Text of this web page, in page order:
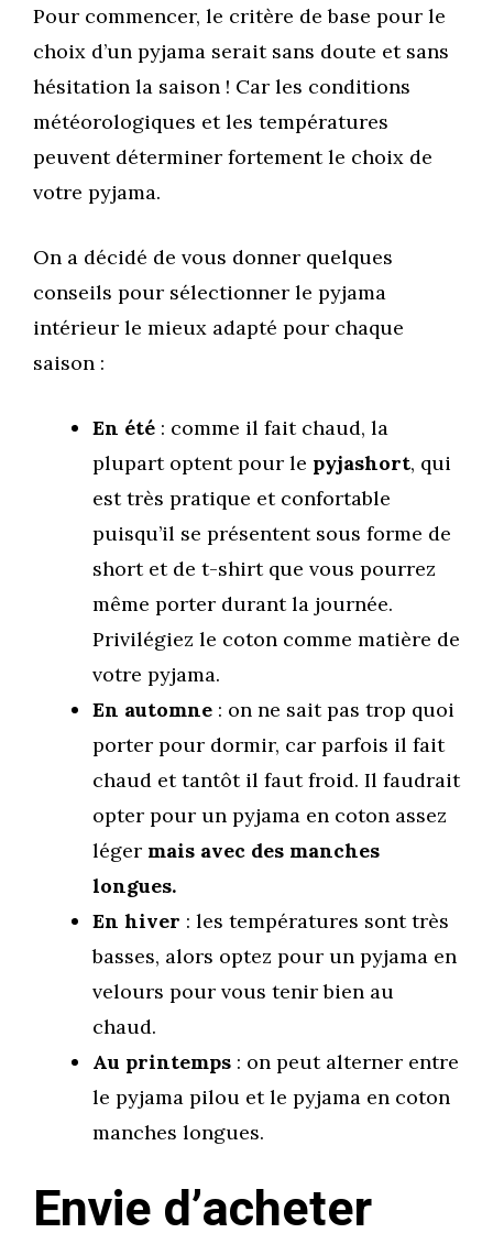
Pour commencer, le critère de base pour le
choix d’un pyjama serait sans doute et sans
hésitation la saison ! Car les conditions
météorologiques et les températures
peuvent déterminer fortement le choix de
votre pyjama.
On a décidé de vous donner quelques
conseils pour sélectionner le pyjama
intérieur le mieux adapté pour chaque
saison :
En été : comme il fait chaud, la
plupart optent pour le pyjashort, qui
est très pratique et confortable
puisqu’il se présentent sous forme de
short et de t-shirt que vous pourrez
même porter durant la journée.
Privilégiez le coton comme matière de
votre pyjama.
En automne : on ne sait pas trop quoi
porter pour dormir, car parfois il fait
chaud et tantôt il faut froid. Il faudrait
opter pour un pyjama en coton assez
léger mais avec des manches
longues.
En hiver : les températures sont très
basses, alors optez pour un pyjama en
velours pour vous tenir bien au
chaud.
Au printemps : on peut alterner entre
le pyjama pilou et le pyjama en coton
manches longues.
Envie d’acheter